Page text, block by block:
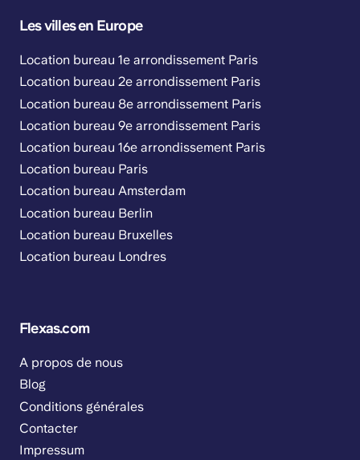
Les villes en Europe
Location bureau 1e arrondissement Paris
Location bureau 2e arrondissement Paris
Location bureau 8e arrondissement Paris
Location bureau 9e arrondissement Paris
Location bureau 16e arrondissement Paris
Location bureau Paris
Location bureau Amsterdam
Location bureau Berlin
Location bureau Bruxelles
Location bureau Londres
Flexas.com
A propos de nous
Blog
Conditions générales
Contacter
Impressum